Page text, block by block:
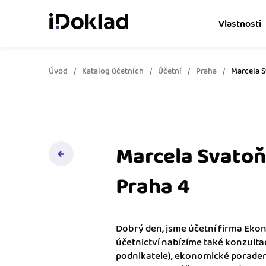
Vlastnosti
Online fakturace
obchodními kontakty.
Hlídání cashflow
Vyměňte počítání za
Spolupráce s účetní
Dejte účetní to, co
přístup k vašim
Úvod Katalog účetních Účetní Praha Marcela
Marcela
Praha 4
Dobrý den, jsme účetní firma
účetnictví nabízíme také
podnikatele), ekonomické